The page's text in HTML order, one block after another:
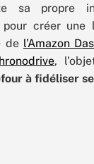
sa propre
pour créer une
de l’Amazon
,
à fidéliser